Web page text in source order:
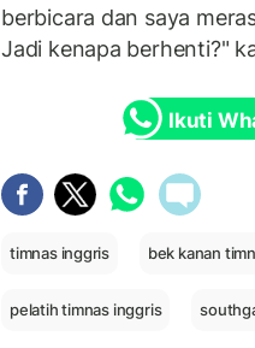
berbicara dan saya
Jadi kenapa berhenti?"
Ikuti
timnas inggris bek kanan
pelatih timnas inggris